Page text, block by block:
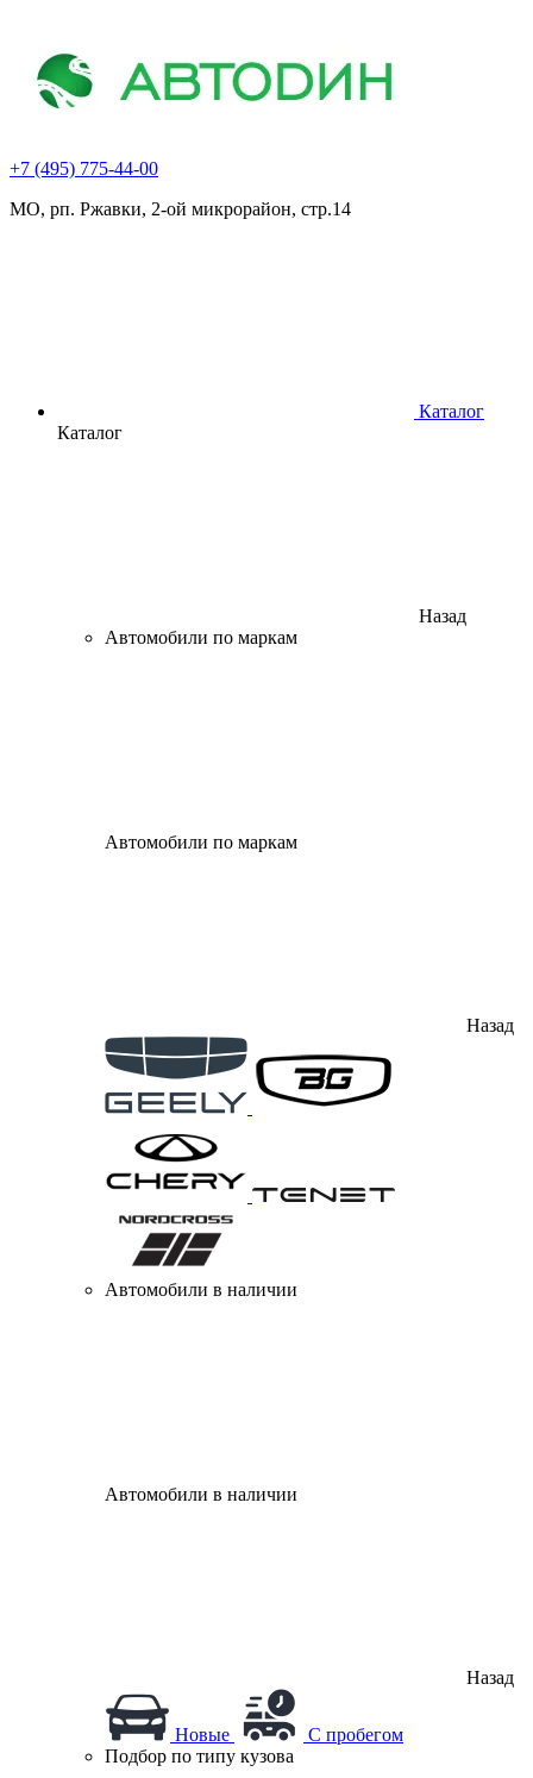
+7 (495) 775-44-00
МО, рп. Ржавки, 2-ой микрорайон, стр.14
Каталог
Каталог
Назад
Автомобили по маркам
Автомобили по маркам
Назад
Автомобили в наличии
Автомобили в наличии
Назад
Новые
С пробегом
Подбор по типу кузова